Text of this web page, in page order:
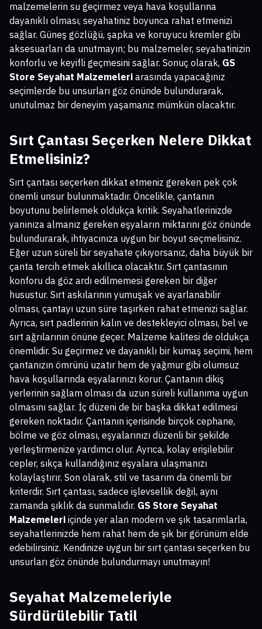
malzemelerin su geçirmez veya hava koşullarına
dayanıklı olması, seyahatiniz boyunca rahat etmenizi
sağlar. Güneş gözlüğü, şapka ve koruyucu kremler gibi
aksesuarları da unutmayın; bu malzemeler, seyahatinizin
konforlu ve keyifli geçmesini sağlar. Sonuç olarak, GS
Store Seyahat Malzemeleri arasında yapacağınız
seçimlerde bu unsurları göz önünde bulundurarak,
unutulmaz bir deneyim yaşamanız mümkün olacaktır.
Sırt Çantası Seçerken Nelere Dikkat
Etmelisiniz?
Sırt çantası seçerken dikkat etmeniz gereken pek çok
önemli unsur bulunmaktadır. Öncelikle, çantanın
boyutunu belirlemek oldukça kritik. Seyahatlerinizde
yanınıza almanız gereken eşyaların miktarını göz önünde
bulundurarak, ihtiyacınıza uygun bir boyut seçmelisiniz.
Eğer uzun süreli bir seyahate çıkıyorsanız, daha büyük bir
çanta tercih etmek akıllıca olacaktır. Sırt çantasının
konforu da göz ardı edilmemesi gereken bir diğer
husustur. Sırt askılarının yumuşak ve ayarlanabilir
olması, çantayı uzun süre taşırken rahat etmenizi sağlar.
Ayrıca, sırt padlerinin kalın ve destekleyici olması, bel ve
sırt ağrılarının önüne geçer. Malzeme kalitesi de oldukça
önemlidir. Su geçirmez ve dayanıklı bir kumaş seçimi, hem
çantanızın ömrünü uzatır hem de yağmur gibi olumsuz
hava koşullarında eşyalarınızı korur. Çantanın dikiş
yerlerinin sağlam olması da uzun süreli kullanıma uygun
olmasını sağlar. İç düzeni de bir başka dikkat edilmesi
gereken noktadır. Çantanın içerisinde birçok cephane,
bölme ve göz olması, eşyalarınızı düzenli bir şekilde
yerleştirmenize yardımcı olur. Ayrıca, kolay erişilebilir
cepler, sıkça kullandığınız eşyalara ulaşmanızı
kolaylaştırır. Son olarak, stil ve tasarım da önemli bir
kriterdir. Sırt çantası, sadece işlevsellik değil, aynı
zamanda şıklık da sunmalıdır. GS Store Seyahat
Malzemeleri içinde yer alan modern ve şık tasarımlarla,
seyahatlerinizde hem rahat hem de şık bir görünüm elde
edebilirsiniz. Kendinize uygun bir sırt çantası seçerken bu
unsurları göz önünde bulundurmayı unutmayın!
Seyahat Malzemeleriyle
Sürdürülebilir Tatil